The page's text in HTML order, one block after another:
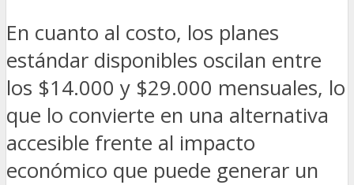
En cuanto al costo, los planes
estándar disponibles oscilan entre
los $14.000 y $29.000 mensuales, lo
que lo convierte en una alternativa
accesible frente al impacto
económico que puede generar un